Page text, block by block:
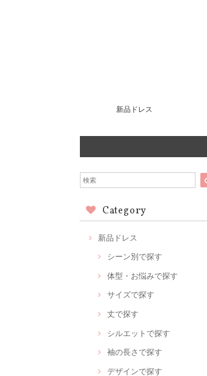
新品ドレス
Category
新品ドレス
シーン別で探す
体型・お悩みで探す
サイズで探す
丈で探す
シルエットで探す
袖の長さで探す
デザインで探す